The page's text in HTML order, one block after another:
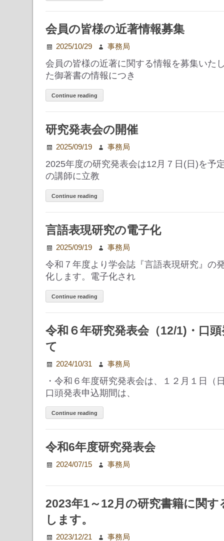
会員の皆様の近著情報募集
2025/10/29 事務局
会員の皆様の近著に関する情報を募集いた
た御著書の情報につき
Continue reading
研究発表会の開催
2025/09/19 事務局
2025年度の研究発表会は12月７日(日)を予
の講師に立教
Continue reading
言語表現研究の電子化
2025/09/19 事務局
令和７年度より学会誌『言語表現研究』の
化します。電子化され
Continue reading
令和６年研究発表会（12/1)・口
て
2024/10/31 事務局
・令和６年度研究発表会は、１２月１日（
口頭発表申込期間は、
Continue reading
令和6年度研究発表会
2024/07/15 事務局
2023年1～12月の研究書籍に関す
します。
2023/12/21 事務局